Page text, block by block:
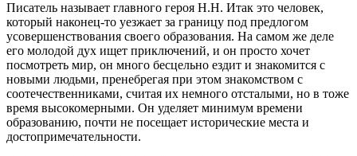
Писатель называет главного героя Н.Н. Итак это человек,
который наконец-то уезжает за границу под предлогом
усовершенствования своего образования. На самом же деле
его молодой дух ищет приключений, и он просто хочет
посмотреть мир, он много бесцельно ездит и знакомится с
новыми людьми, пренебрегая при этом знакомством с
соотечественниками, считая их немного отсталыми, но в тоже
время высокомерными. Он уделяет минимум времени
образованию, почти не посещает исторические места и
достопримечательности.